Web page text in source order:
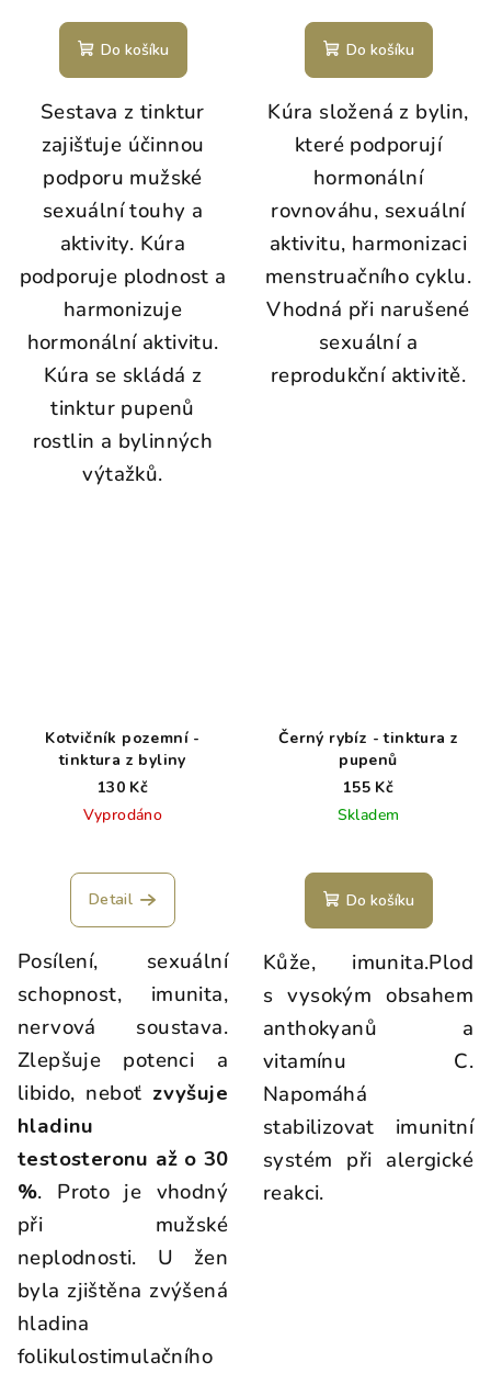
Do košíku
Sestava z tinktur
zajišťuje účinnou
podporu mužské
sexuální touhy a
aktivity. Kúra
podporuje plodnost a
harmonizuje
hormonální aktivitu.
Kúra se skládá z
tinktur pupenů
rostlin a bylinných
výtažků.
Do košíku
Kúra složená z bylin,
které podporují
hormonální
rovnováhu, sexuální
aktivitu, harmonizaci
menstruačního cyklu.
Vhodná při narušené
sexuální a
reprodukční aktivitě.
Kotvičník pozemní -
tinktura z byliny
130 Kč
Vyprodáno
Detail
Posílení, sexuální
schopnost, imunita,
nervová soustava.
Zlepšuje potenci a
libido, neboť zvyšuje
hladinu
testosteronu až o 30
%. Proto je vhodný
při mužské
neplodnosti. U žen
byla zjištěna zvýšená
hladina
folikulostimulačního
Černý rybíz - tinktura z
pupenů
155 Kč
Skladem
Do košíku
Kůže, imunita.Plod
s vysokým obsahem
anthokyanů a
vitamínu C.
Napomáhá
stabilizovat imunitní
systém při alergické
reakci.